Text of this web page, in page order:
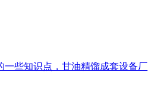
一些知识点，甘油精馏成套设备厂